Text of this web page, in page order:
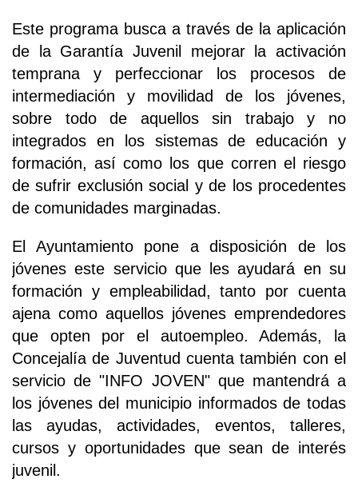
Este programa busca a través de la aplicación
de la Garantía Juvenil mejorar la activación
temprana y perfeccionar los procesos de
intermediación y movilidad de los jóvenes,
sobre todo de aquellos sin trabajo y no
integrados en los sistemas de educación y
formación, así como los que corren el riesgo
de sufrir exclusión social y de los procedentes
de comunidades marginadas.
El Ayuntamiento pone a disposición de los
jóvenes este servicio que les ayudará en su
formación y empleabilidad, tanto por cuenta
ajena como aquellos jóvenes emprendedores
que opten por el autoempleo. Además, la
Concejalía de Juventud cuenta también con el
servicio de "INFO JOVEN" que mantendrá a
los jóvenes del municipio informados de todas
las ayudas, actividades, eventos, talleres,
cursos y oportunidades que sean de interés
juvenil.